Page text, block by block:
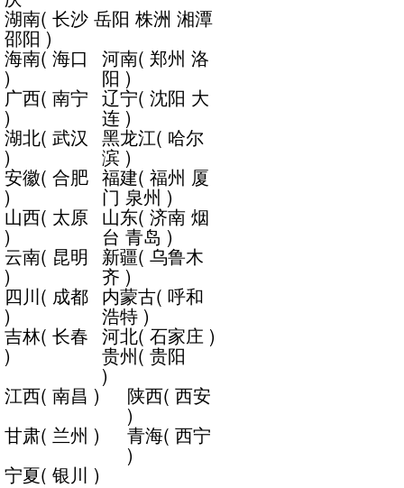
湖南( 长沙 岳阳 株洲 湘潭
邵阳 )
海南(海口
)
河南( 郑州 洛
阳 )
广西( 南宁
)
辽宁( 沈阳 大
连 )
湖北( 武汉
)
黑龙江( 哈尔
滨 )
安徽( 合肥
)
福建( 福州 厦
门 泉州 )
山西( 太原
)
山东( 济南 烟
台 青岛 )
云南( 昆明
)
新疆( 乌鲁木
齐 )
四川( 成都
)
内蒙古( 呼和
浩特 )
吉林( 长春
)
河北(石家庄 )
贵州( 贵阳
)
江西( 南昌 ) 陕西( 西安
)
甘肃( 兰州 ) 青海( 西宁
)
宁夏( 银川 )